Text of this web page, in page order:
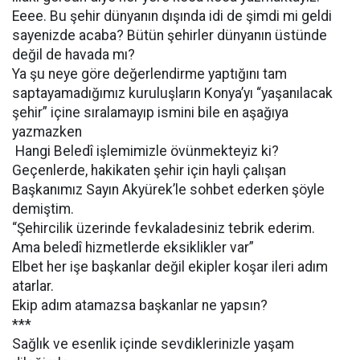
Eeee. Bu şehir dünyanın dışında idi de şimdi mi geldi
sayenizde acaba? Bütün şehirler dünyanın üstünde
değil de havada mı?
Ya şu neye göre değerlendirme yaptığını tam
saptayamadığımız kuruluşların Konya’yı “yaşanılacak
şehir” içine sıralamayıp ismini bile en aşağıya
yazmazken
Hangi Beledî işlemimizle övünmekteyiz ki?
Geçenlerde, hakikaten şehir için hayli çalışan
Başkanımız Sayın Akyürek’le sohbet ederken şöyle
demiştim.
“Şehircilik üzerinde fevkaladesiniz tebrik ederim.
Ama beledî hizmetlerde eksiklikler var”
Elbet her işe başkanlar değil ekipler koşar ileri adım
atarlar.
Ekip adım atamazsa başkanlar ne yapsın?
***
Sağlık ve esenlik içinde sevdiklerinizle yaşam